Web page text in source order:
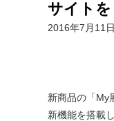
サイト
2016年7月11
新商品の「My
新機能を搭載